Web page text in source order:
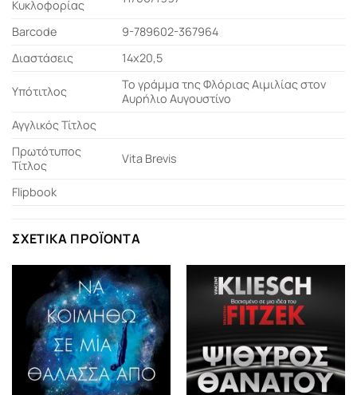
Κυκλοφορίας
Barcode
9-789602-367964
Διαστάσεις
14x20,5
Υπότιτλος
Το γράμμα της Φλόριας Αιμιλίας στον
Αυρήλιο Αυγουστίνο
Αγγλικός Τίτλος
Πρωτότυπος
Τίτλος
Vita Brevis
Flipbook
ΣΧΕΤΙΚΆ ΠΡΟΪΌΝΤΑ